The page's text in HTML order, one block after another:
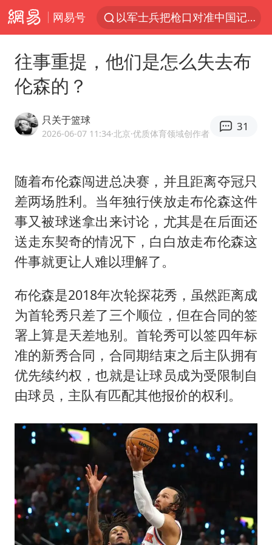
网易号
谢霆锋演唱会隔空祝王菲生日快乐
河南警方公开征集黑恶犯罪线索
浙江省发出今年第2号指挥长令
生产也能“拼单”了
央视新主播李秋莹孙亚鹏亮相
情侣在平潭拍日出时坠崖致一死一伤
吴宜泽回应晋级中国赛16强
娜扎称眼睛恢复情况不太妙
三警齐发！多地10级以上雷暴大风
乐享全民健身 共筑健康中国
往事重提，他们是怎么失去布
伦森的？
只关于篮球
2026-06-07 11:34·北京·优质体育领域创作者
31
随着布伦森闯进总决赛，并且距离夺冠只
差两场胜利。当年独行侠放走布伦森这件
事又被球迷拿出来讨论，尤其是在后面还
送走东契奇的情况下，白白放走布伦森这
件事就更让人难以理解了。
布伦森是2018年次轮探花秀，虽然距离成
为首轮秀只差了三个顺位，但在合同的签
署上算是天差地别。首轮秀可以签四年标
准的新秀合同，合同期结束之后主队拥有
优先续约权，也就是让球员成为受限制自
由球员，主队有匹配其他报价的权利。